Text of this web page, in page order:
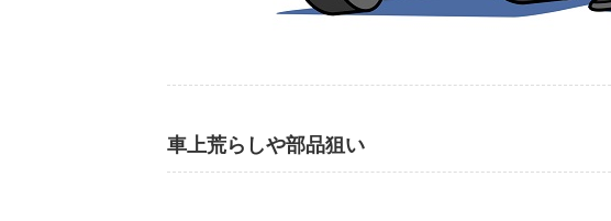
車上荒らしや部品狙い